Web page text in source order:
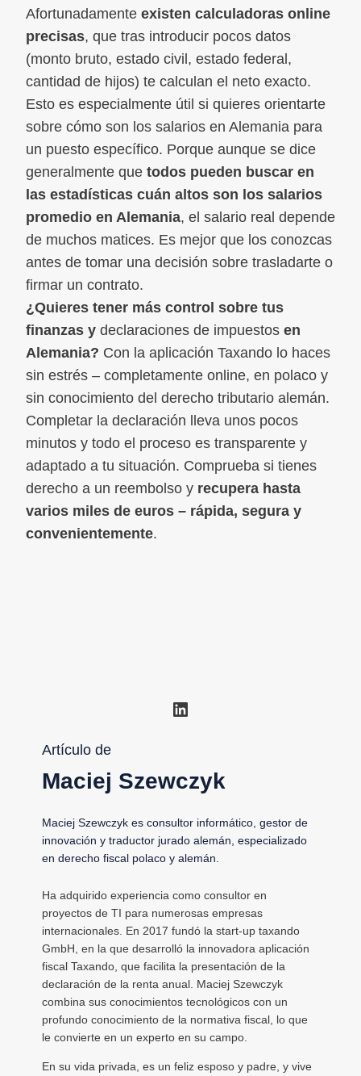
Afortunadamente existen calculadoras online
precisas, que tras introducir pocos datos
(monto bruto, estado civil, estado federal,
cantidad de hijos) te calculan el neto exacto.
Esto es especialmente útil si quieres orientarte
sobre cómo son los salarios en Alemania para
un puesto específico. Porque aunque se dice
generalmente que todos pueden buscar en
las estadísticas cuán altos son los salarios
promedio en Alemania, el salario real depende
de muchos matices. Es mejor que los conozcas
antes de tomar una decisión sobre trasladarte o
firmar un contrato.
¿Quieres tener más control sobre tus
finanzas y declaraciones de impuestos en
Alemania? Con la aplicación Taxando lo haces
sin estrés – completamente online, en polaco y
sin conocimiento del derecho tributario alemán.
Completar la declaración lleva unos pocos
minutos y todo el proceso es transparente y
adaptado a tu situación. Comprueba si tienes
derecho a un reembolso y recupera hasta
varios miles de euros – rápida, segura y
convenientemente.
LinkedIn
Artículo de
Maciej Szewczyk
Maciej Szewczyk es consultor informático, gestor de
innovación y traductor jurado alemán, especializado
en derecho fiscal polaco y alemán.
Ha adquirido experiencia como consultor en
proyectos de TI para numerosas empresas
internacionales. En 2017 fundó la start-up taxando
GmbH, en la que desarrolló la innovadora aplicación
fiscal Taxando, que facilita la presentación de la
declaración de la renta anual. Maciej Szewczyk
combina sus conocimientos tecnológicos con un
profundo conocimiento de la normativa fiscal, lo que
le convierte en un experto en su campo.
En su vida privada, es un feliz esposo y padre, y vive